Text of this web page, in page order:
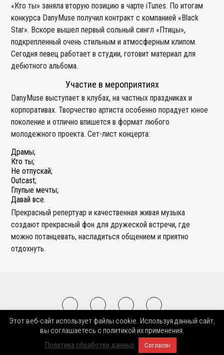
«Кто ты» заняла вторую позицию в чарте iTunes. По итогам
конкурса DanyMuse получил контракт с компанией «Black
Star». Вскоре вышел первый сольный сингл «Птицы»,
подкрепленный очень стильным и атмосферным клипом.
Сегодня певец работает в студии, готовит материал для
дебютного альбома.
Участие в мероприятиях
DanyMuse выступает в клубах, на частных праздниках и
корпоративах. Творчество артиста особенно порадует юное
поколение и отлично впишется в формат любого
молодежного проекта. Сет-лист концерта:
Драмы;
Кто ты;
Не отпускай;
Outcast;
Глупые мечты;
Давай все.
Прекрасный репертуар и качественная живая музыка
создают прекрасный фон для дружеской встречи, где
можно потанцевать, насладиться общением и приятно
отдохнуть.
2008-2026 © BnMusic All Right Reserved
Этот веб-сайт использует файлы cookie. Используя данный сайт,
вы соглашаетесь с политикой их применения.
Политика обработки данных
Согласен